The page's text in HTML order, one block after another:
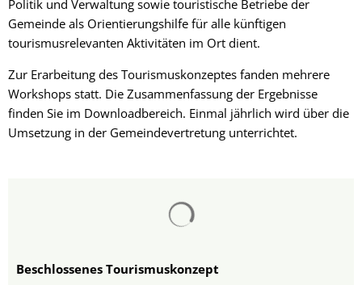
Politik und Verwaltung sowie touristische Betriebe der
Gemeinde als Orientierungshilfe für alle künftigen
tourismusrelevanten Aktivitäten im Ort dient.
Zur Erarbeitung des Tourismuskonzeptes fanden mehrere
Workshops statt. Die Zusammenfassung der Ergebnisse
finden Sie im Downloadbereich. Einmal jährlich wird über die
Umsetzung in der Gemeindevertretung unterrichtet.
Beschlossenes Tourismuskonzept